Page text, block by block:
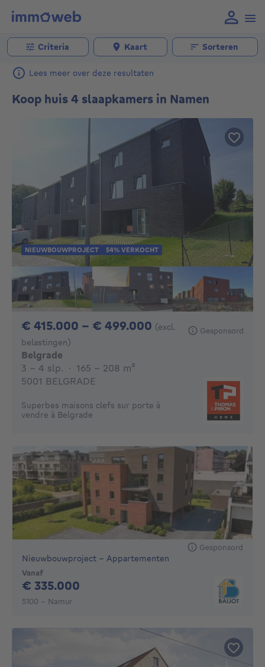
Criteria Kaart Sorteren
Lees meer over deze resultaten
Koop huis 4 slaapkamers in Namen
NIEUWBOUWPROJECT 54% VERKOCHT
€ 415.000 - € 499.000 Van 415000€ Tot
(excl.
belastingen)
Gesponsord
Belgrade
3 - 4 Slaapkamers
3 - 4 slp. · 165 - 208 m²
5001 BELGRADE
Superbes maisons clefs sur porte à
vendre à Belgrade
Gesponsord
Nieuwbouwproject - Appartementen
Vanaf
€ 335.000
5100 - Namur